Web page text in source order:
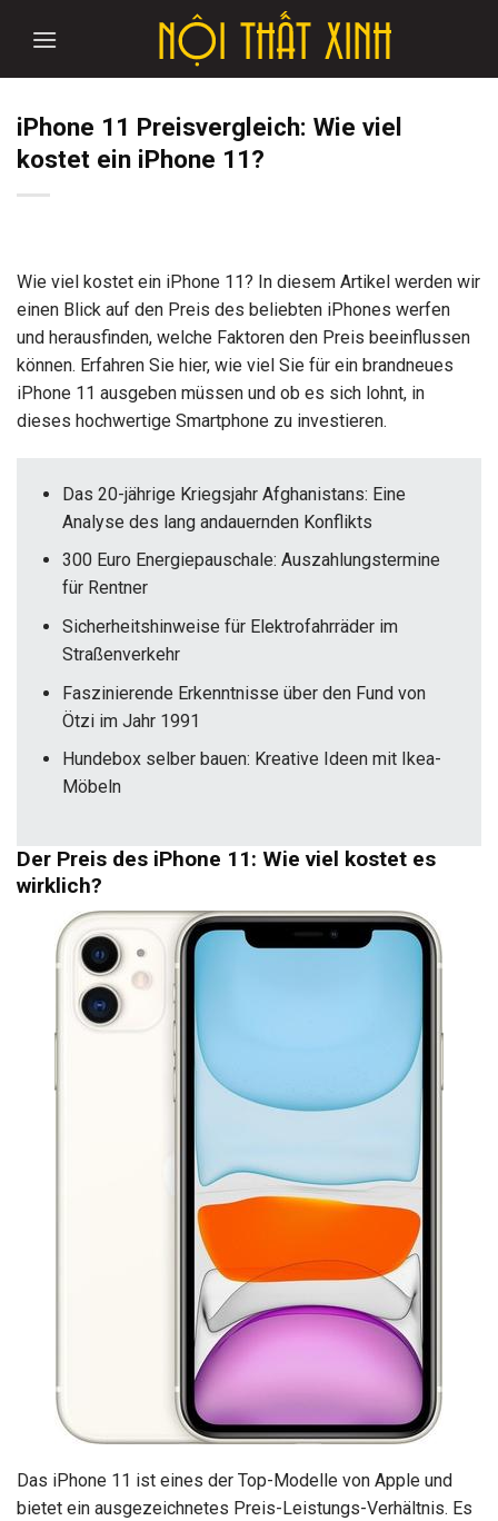
iPhone 11 Preisvergleich: Wie viel
kostet ein iPhone 11?
Wie viel kostet ein iPhone 11? In diesem Artikel werden wir
einen Blick auf den Preis des beliebten iPhones werfen
und herausfinden, welche Faktoren den Preis beeinflussen
können. Erfahren Sie hier, wie viel Sie für ein brandneues
iPhone 11 ausgeben müssen und ob es sich lohnt, in
dieses hochwertige Smartphone zu investieren.
Das 20-jährige Kriegsjahr Afghanistans: Eine
Analyse des lang andauernden Konflikts
300 Euro Energiepauschale: Auszahlungstermine
für Rentner
Sicherheitshinweise für Elektrofahrräder im
Straßenverkehr
Faszinierende Erkenntnisse über den Fund von
Ötzi im Jahr 1991
Hundebox selber bauen: Kreative Ideen mit Ikea-
Möbeln
Der Preis des iPhone 11: Wie viel kostet es
wirklich?
Das iPhone 11 ist eines der Top-Modelle von Apple und
bietet ein ausgezeichnetes Preis-Leistungs-Verhältnis. Es